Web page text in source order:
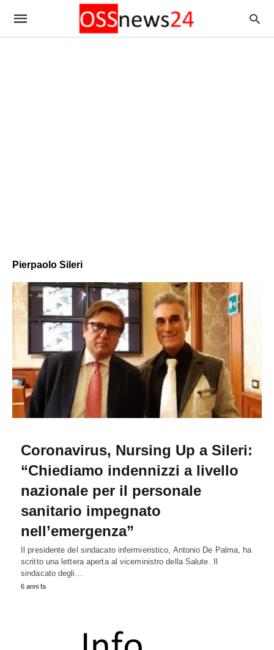
Pierpaolo Sileri
Coronavirus, Nursing Up a Sileri:
“Chiediamo indennizzi a livello
nazionale per il personale
sanitario impegnato
nell’emergenza”
Il presidente del sindacato infermieristico, Antonio De Palma, ha
scritto una lettera aperta al viceministro della Salute. Il
sindacato degli…
6 anni fa